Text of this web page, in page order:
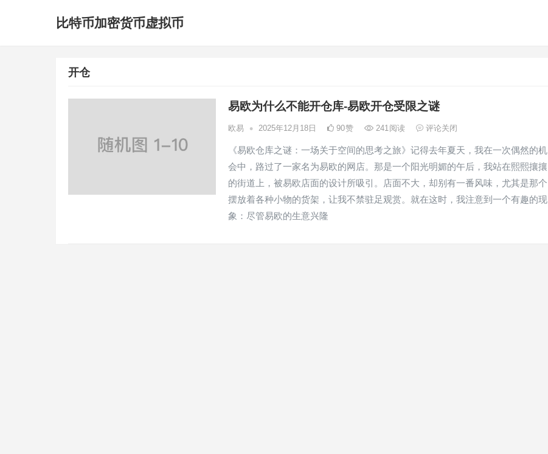
比特币加密货币虚拟币
开仓
易欧为什么不能开仓库-易欧开仓受限之谜
欧易 • 2025年12月18日 90赞 241阅读 评论关闭
《易欧仓库之谜：一场关于空间的思考之旅》记得去年夏天，我在一次偶然的机
会中，路过了一家名为易欧的网店。那是一个阳光明媚的午后，我站在熙熙攘攘
的街道上，被易欧店面的设计所吸引。店面不大，却别有一番风味，尤其是那个
摆放着各种小物的货架，让我不禁驻足观赏。就在这时，我注意到一个有趣的现
象：尽管易欧的生意兴隆